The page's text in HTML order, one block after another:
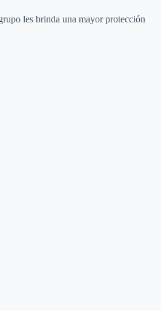
les brinda una mayor protección